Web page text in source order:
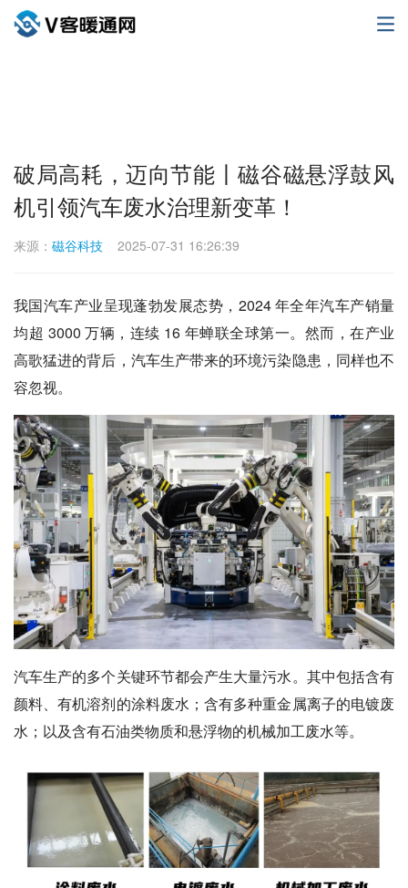
破局高耗，迈向节能丨磁谷磁悬浮鼓风
机引领汽车废水治理新变革！
来源： 磁谷科技 2025-07-31 16:26:39
我国汽车产业呈现蓬勃发展态势，2024 年全年汽车产销量
均超 3000 万辆，连续 16 年蝉联全球第一。然而，在产业
高歌猛进的背后，汽车生产带来的环境污染隐患，同样也不
容忽视。
汽车生产的多个关键环节都会产生大量污水。其中包括含有
颜料、有机溶剂的涂料废水；含有多种重金属离子的电镀废
水；以及含有石油类物质和悬浮物的机械加工废水等。